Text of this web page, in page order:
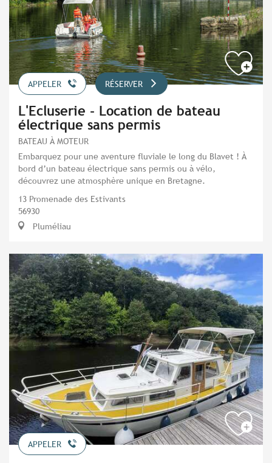
APPELER RÉSERVER
L'Ecluserie - Location de bateau
électrique sans permis
BATEAU À MOTEUR
Embarquez pour une aventure fluviale le long du Blavet ! À
bord d’un bateau électrique sans permis ou à vélo,
découvrez une atmosphère unique en Bretagne.
13 Promenade des Estivants
56930
Pluméliau
APPELER